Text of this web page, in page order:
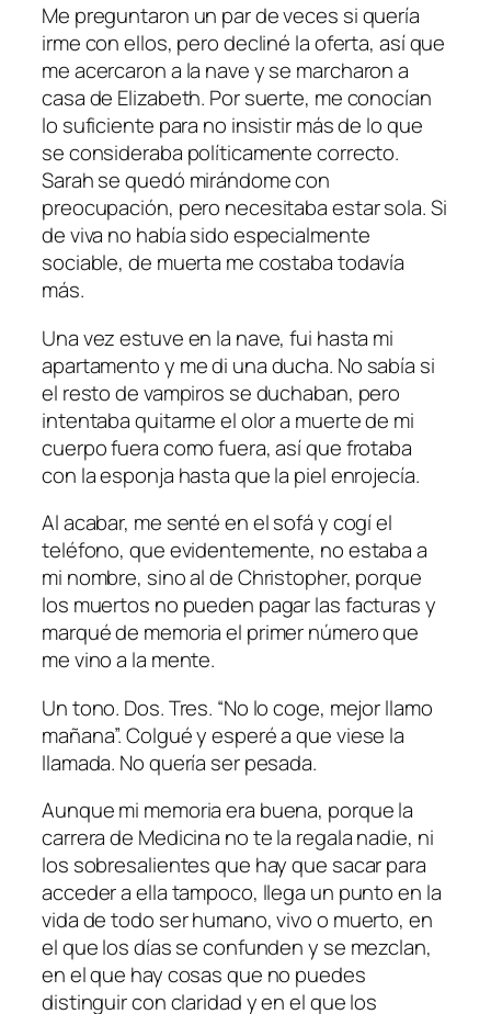
Me preguntaron un par de veces si quería
irme con ellos, pero decliné la oferta, así que
me acercaron a la nave y se marcharon a
casa de Elizabeth. Por suerte, me conocían
lo suficiente para no insistir más de lo que
se consideraba políticamente correcto.
Sarah se quedó mirándome con
preocupación, pero necesitaba estar sola. Si
de viva no había sido especialmente
sociable, de muerta me costaba todavía
más.
Una vez estuve en la nave, fui hasta mi
apartamento y me di una ducha. No sabía si
el resto de vampiros se duchaban, pero
intentaba quitarme el olor a muerte de mi
cuerpo fuera como fuera, así que frotaba
con la esponja hasta que la piel enrojecía.
Al acabar, me senté en el sofá y cogí el
teléfono, que evidentemente, no estaba a
mi nombre, sino al de Christopher, porque
los muertos no pueden pagar las facturas y
marqué de memoria el primer número que
me vino a la mente.
Un tono. Dos. Tres. “No lo coge, mejor llamo
mañana”. Colgué y esperé a que viese la
llamada. No quería ser pesada.
Aunque mi memoria era buena, porque la
carrera de Medicina no te la regala nadie, ni
los sobresalientes que hay que sacar para
acceder a ella tampoco, llega un punto en la
vida de todo ser humano, vivo o muerto, en
el que los días se confunden y se mezclan,
en el que hay cosas que no puedes
distinguir con claridad y en el que los